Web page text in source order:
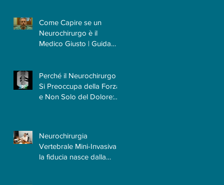
Come Capire se un
Neurochirurgo è il
Medico Giusto | Guida
Perché il Neurochirurgo
Si Preoccupa della Forza
e Non Solo del Dolore:
Neurochirurgia
Vertebrale Mini-Invasiva:
la fiducia nasce dalla